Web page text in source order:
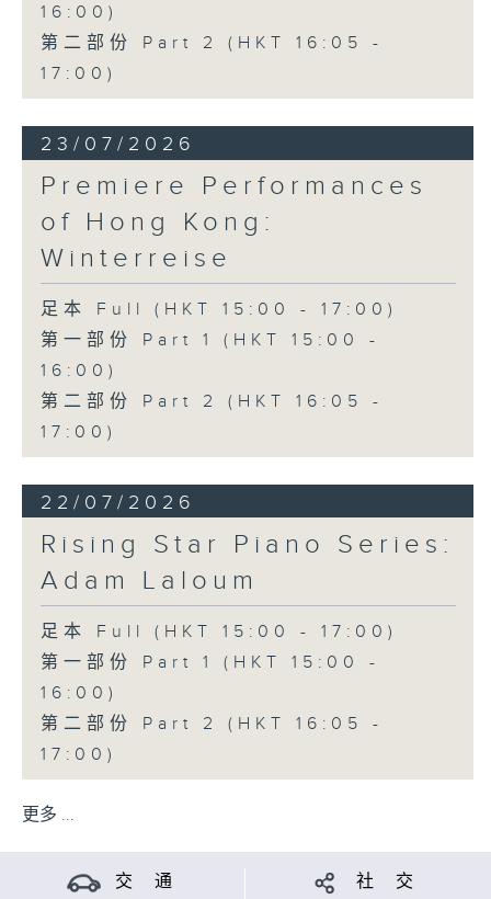
16:00)
第二部份 Part 2 (HKT 16:05 -
17:00)
23/07/2026
Premiere Performances
of Hong Kong:
Winterreise
足本 Full (HKT 15:00 - 17:00)
第一部份 Part 1 (HKT 15:00 -
16:00)
第二部份 Part 2 (HKT 16:05 -
17:00)
22/07/2026
Rising Star Piano Series:
Adam Laloum
足本 Full (HKT 15:00 - 17:00)
第一部份 Part 1 (HKT 15:00 -
16:00)
第二部份 Part 2 (HKT 16:05 -
17:00)
更多 ...
交 通 社 交